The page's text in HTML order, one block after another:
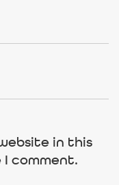
in this
comment.